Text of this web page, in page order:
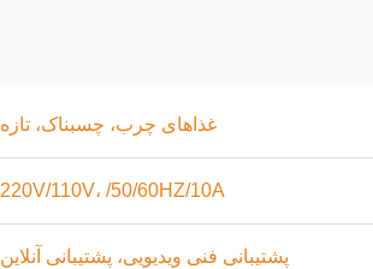
غذاهای چرب، چسبناک، تازه
220V/110V، /50/60HZ/10A
پشتیبانی فنی ویدیویی، پشتیبانی آنلاین